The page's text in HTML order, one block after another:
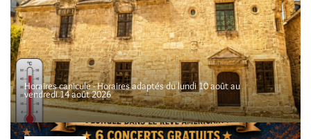
Horaires canicule - Horaires adaptés du lundi 10 août au
vendredi 14 août 2026